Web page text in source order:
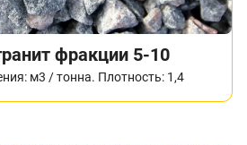
фракции 5-10
м3 / тонна. Плотность: 1,4